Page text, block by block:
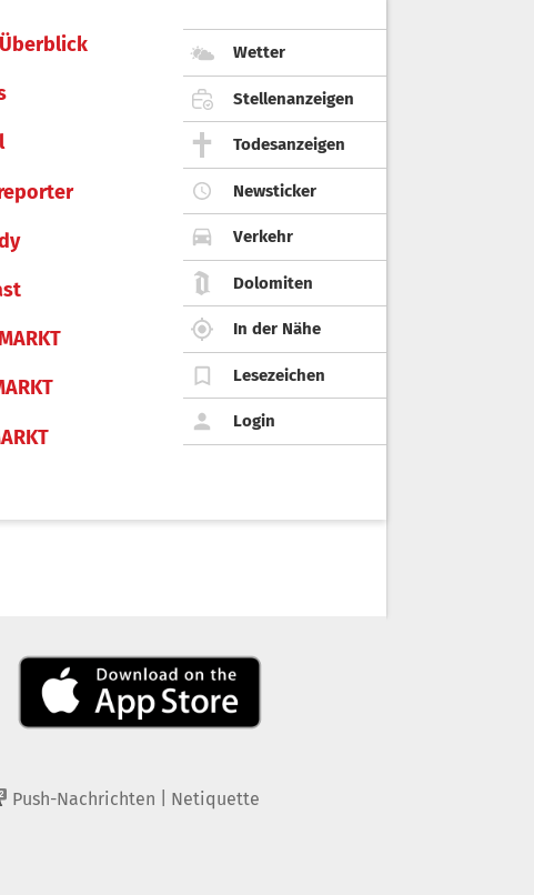
Wetter
Stellenanzeigen
Todesanzeigen
Newsticker
Verkehr
Dolomiten
In der Nähe
Lesezeichen
Login
2 Push-Nachrichten Netiquette